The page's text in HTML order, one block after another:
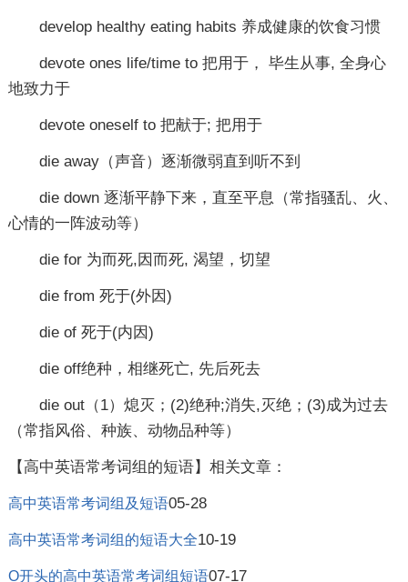
develop healthy eating habits 养成健康的饮食习惯
devote ones life/time to 把用于， 毕生从事, 全身心
地致力于
devote oneself to 把献于; 把用于
die away（声音）逐渐微弱直到听不到
die down 逐渐平静下来，直至平息（常指骚乱、火、
心情的一阵波动等）
die for 为而死,因而死, 渴望，切望
die from 死于(外因)
die of 死于(内因)
die off绝种，相继死亡, 先后死去
die out（1）熄灭；(2)绝种;消失,灭绝；(3)成为过去
（常指风俗、种族、动物品种等）
【高中英语常考词组的短语】相关文章：
高中英语常考词组及短语05-28
高中英语常考词组的短语大全10-19
O开头的高中英语常考词组短语07-17